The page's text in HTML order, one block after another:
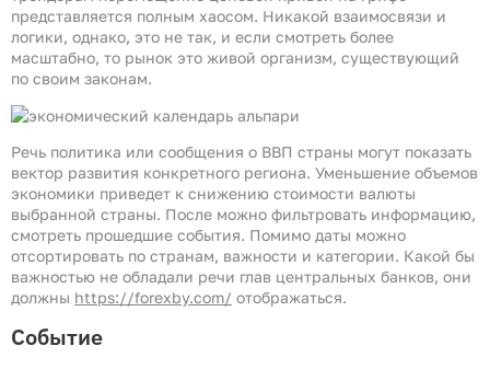
представляется полным хаосом. Никакой взаимосвязи и
логики, однако, это не так, и если смотреть более
масштабно, то рынок это живой организм, существующий
по своим законам.
Речь политика или сообщения о ВВП страны могут показать
вектор развития конкретного региона. Уменьшение объемов
экономики приведет к снижению стоимости валюты
выбранной страны. После можно фильтровать информацию,
смотреть прошедшие события. Помимо даты можно
отсортировать по странам, важности и категории. Какой бы
важностью не обладали речи глав центральных банков, они
должны https://forexby.com/ отображаться.
Событие